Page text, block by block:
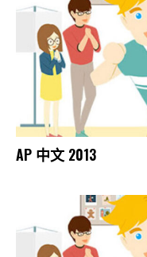
AP 中文 2013